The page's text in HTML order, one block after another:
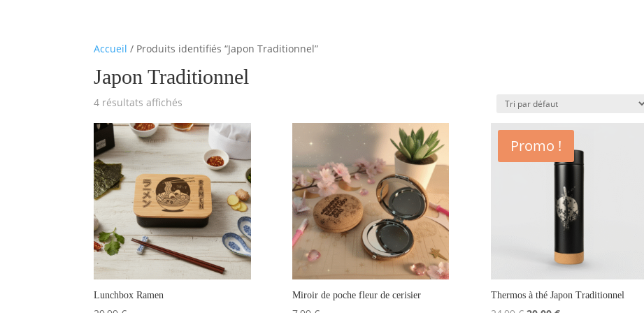
Accueil / Produits identifiés “Japon Traditionnel”
Japon Traditionnel
4 résultats affichés
Lunchbox Ramen Miroir de poche fleur de cerisier
Promo !
Thermos à thé Japon Traditionnel